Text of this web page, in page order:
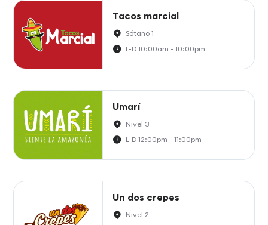
Tacos marcial
Sótano 1
L-D 10:00am - 10:00pm
Umarí
Nivel 3
L-D 12:00pm - 11:00pm
Un dos crepes
Nivel 2